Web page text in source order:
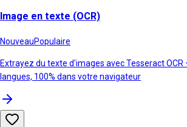
Image en texte (OCR)
NouveauPopulaire
Extrayez du texte d'images avec Tesseract
langues, 100% dans votre navigateur